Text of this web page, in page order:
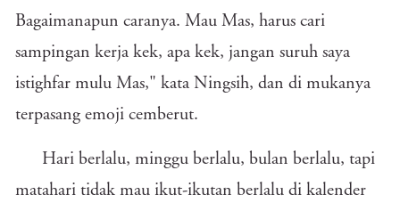
Bagaimanapun caranya. Mau Mas, harus cari
sampingan kerja kek, apa kek, jangan suruh saya
istighfar mulu Mas," kata Ningsih, dan di mukanya
terpasang emoji cemberut.
Hari berlalu, minggu berlalu, bulan berlalu, tapi
matahari tidak mau ikut-ikutan berlalu di kalender